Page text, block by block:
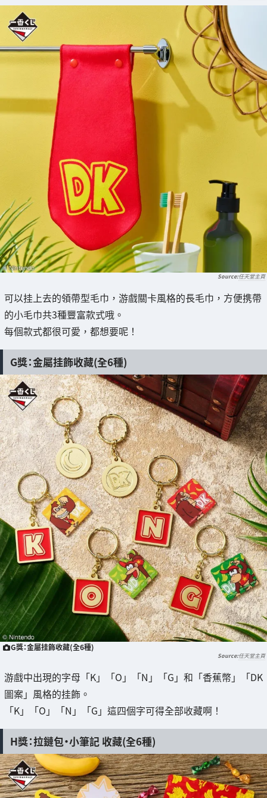
任天堂主頁
可以挂上去的領帶型毛巾，游戲關卡風格的長毛巾，方便携帶
的小毛巾共3種豐富款式哦。
每個款式都很可愛，都想要呢！
G獎：金屬挂飾收藏(全6種)
G獎：金屬挂飾收藏(全6種)
任天堂主頁
游戲中出現的字母「K」「O」「N」「G」和「香蕉幣」「DK
圖案」風格的挂飾。
「K」「O」「N」「G」這四個字可得全部收藏啊！
H獎：拉鏈包・小筆記 收藏(全6種)